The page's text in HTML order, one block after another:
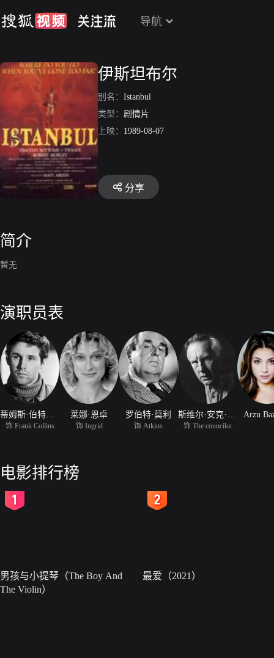
导航
伊斯坦布尔
别名： Istanbul
类型： 剧情片
上映： 1989-08-07
分享
简介
暂无
演职员表
饰 Frank Collins
莱娜·恩卓
饰 Ingrid
罗伯特·莫利
饰 Atkins 饰 The councilor
Arzu
电影排行榜
男孩与小提琴（The Boy And
The Violin）
最爱（2021）